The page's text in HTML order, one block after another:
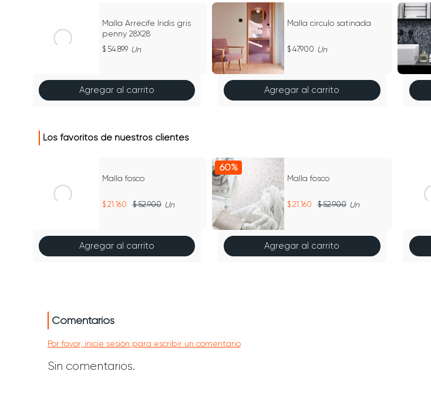
Malla Arrecife Iridis gris
penny 28X28
54.899 Un
Agregar al carrito
Malla circulo satinada
47.900 Un
Agregar al carrito
Los favoritos de nuestros clientes
Malla fosco
21.160 52.900 Un
Agregar al carrito
60%
Malla fosco
21.160 52.900 Un
Agregar al carrito
Comentarios
Por favor, inicie sesión para escribir un comentario
Sin comentarios.